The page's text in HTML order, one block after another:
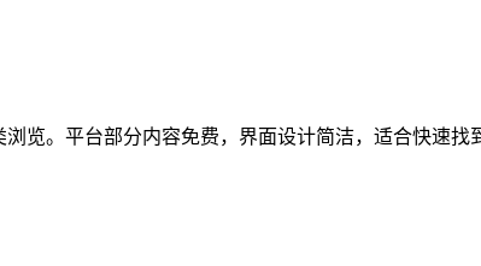
。平台部分内容免费，界面设计简洁，适合快速找